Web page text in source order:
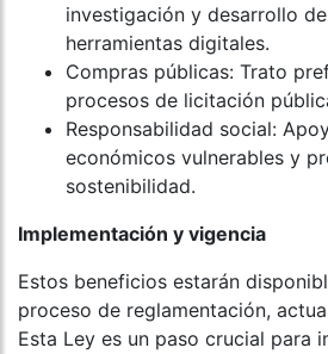
investigación y desarrollo
herramientas digitales.
Compras públicas: Trato
procesos de licitación
Responsabilidad social:
económicos vulnerables y
sostenibilidad.
Implementación y vigencia
Estos beneficios estarán
proceso de reglamentación,
Esta Ley es un paso crucial para